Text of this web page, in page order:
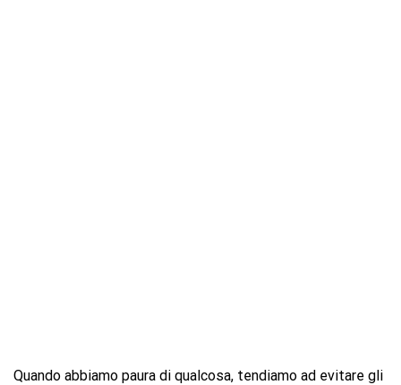
Quando abbiamo paura di qualcosa, tendiamo ad evitare gli